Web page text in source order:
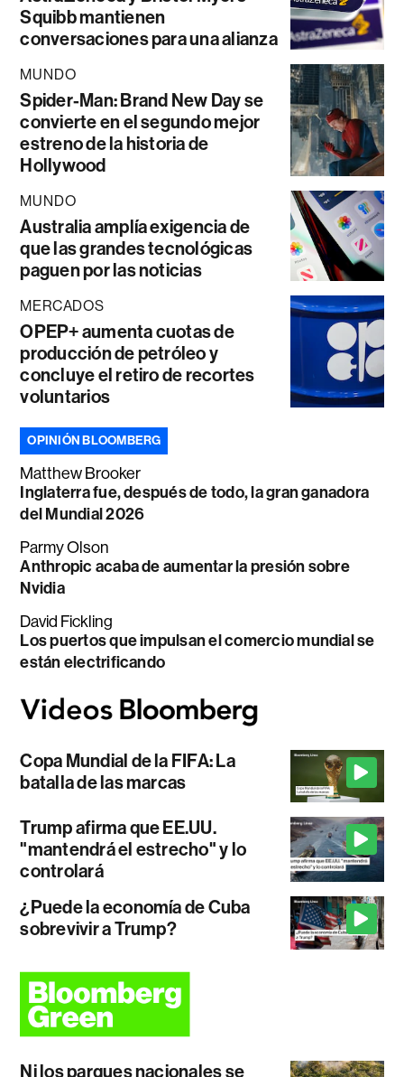
Squibb mantienen
conversaciones para una alianza
MUNDO
Spider-Man: Brand New Day se
convierte en el segundo mejor
estreno de la historia de
Hollywood
MUNDO
Australia amplía exigencia de
que las grandes tecnológicas
paguen por las noticias
MERCADOS
OPEP+ aumenta cuotas de
producción de petróleo y
concluye el retiro de recortes
voluntarios
OPINIÓN BLOOMBERG
Matthew Brooker
Inglaterra fue, después de todo, la gran ganadora
del Mundial 2026
Parmy Olson
Anthropic acaba de aumentar la presión sobre
Nvidia
David Fickling
Los puertos que impulsan el comercio mundial se
están electrificando
Copa Mundial de la FIFA: La
batalla de las marcas
Trump afirma que EE.UU.
"mantendrá el estrecho" y lo
controlará
¿Puede la economía de Cuba
sobrevivir a Trump?
Ni los parques nacionales se